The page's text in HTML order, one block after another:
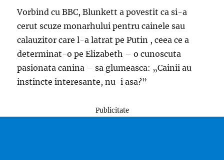
Vorbind cu BBC, Blunkett a povestit ca si-a
cerut scuze monarhului pentru cainele sau
calauzitor care l-a latrat pe Putin , ceea ce a
determinat-o pe Elizabeth – o cunoscuta
pasionata canina – sa glumeasca: „Cainii au
instincte interesante, nu-i asa?”
Publicitate